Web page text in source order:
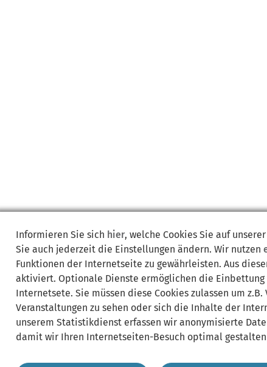
Informieren Sie sich hier, welche Cookies Sie auf
Sie auch jederzeit die Einstellungen ändern. Wir nutzen
Funktionen der Internetseite zu gewährleisten. Aus
aktiviert. Optionale Dienste ermöglichen die Einbettung
Internetsete. Sie müssen diese Cookies zulassen um
Veranstaltungen zu sehen oder sich die Inhalte der
unserem Statistikdienst erfassen wir anonymisierte
damit wir Ihren Internetseiten-Besuch optimal gestalten